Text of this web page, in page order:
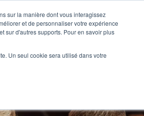
sur la manière dont vous interagissez
et de personnaliser votre expérience
sur d'autres supports. Pour en savoir plus
Un seul cookie sera utilisé dans votre
ClubNos réalisationsActualités